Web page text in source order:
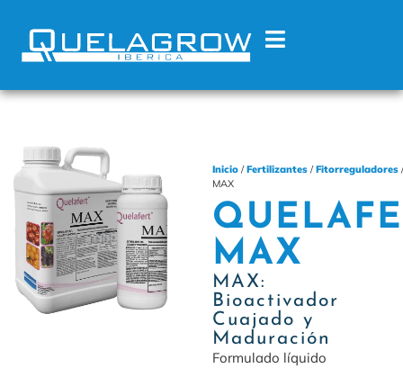
Inicio /Fertilizantes /Fitorreguladores
MAX
MAX
MAX:
Bioactivador
Cuajado y
Maduración
Formulado líquido